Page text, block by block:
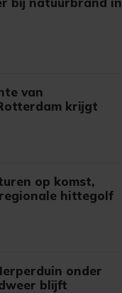
van
krijgt
op komst,
hittegolf
onder
blijft